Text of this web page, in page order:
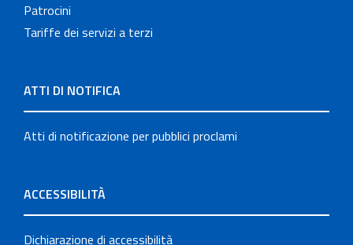
Patrocini
Tariffe dei servizi a terzi
ATTI DI NOTIFICA
Atti di notificazione per pubblici proclami
ACCESSIBILITÀ
Dichiarazione di accessibilità